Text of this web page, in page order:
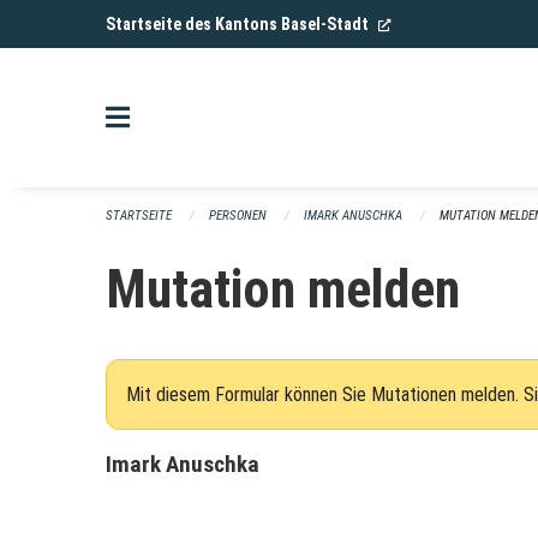
Navigation überspringenStartseite des Kantons Basel-Stadt (External Link)
STARTSEITE PERSONEN IMARK ANUSCHKA MUTATION
Mutation melden
Mit diesem Formular können Sie Mutationen melden.
Imark Anuschka